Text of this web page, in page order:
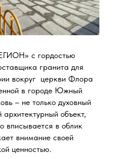
с гордостью
гранита для
вокруг церкви Флора
в городе Южный
– не только духовный
объект,
вписывается в облик
внимание своей
ценностью.